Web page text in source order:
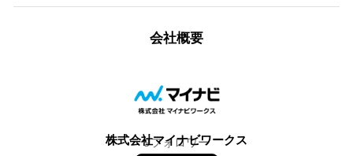
会社概要
株式会社マイナビワークス
9フォロワー